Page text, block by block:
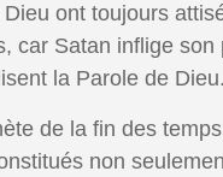
ont toujours
car Satan inflige son
la Parole de Dieu.
de la fin des
non